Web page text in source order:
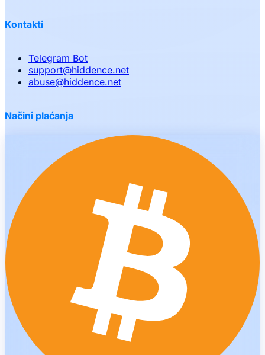
Kontakti
Telegram Bot
support@hiddence.net
abuse@hiddence.net
Načini plaćanja